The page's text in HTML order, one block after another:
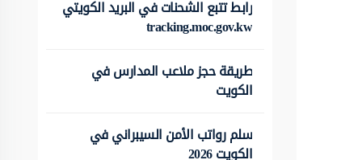
رابط تتبع الشحنات في البريد الكويتي
tracking.moc.gov.kw
طريقة حجز ملاعب المدارس في
الكويت
سلم رواتب الأمن السيبراني في
الكويت 2026